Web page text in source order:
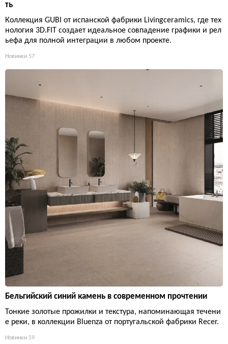
ть
Коллекция GUBI от испанской фабрики Livingceramics, где тех
нология 3D.FIT создает идеальное совпадение графики и рел
ьефа для полной интеграции в любом проекте.
Новинки 57
Бельгийский синий камень в современном прочтении
Тонкие золотые прожилки и текстура, напоминающая течени
е реки, в коллекции Bluenza от португальской фабрики Recer.
Новинки 59